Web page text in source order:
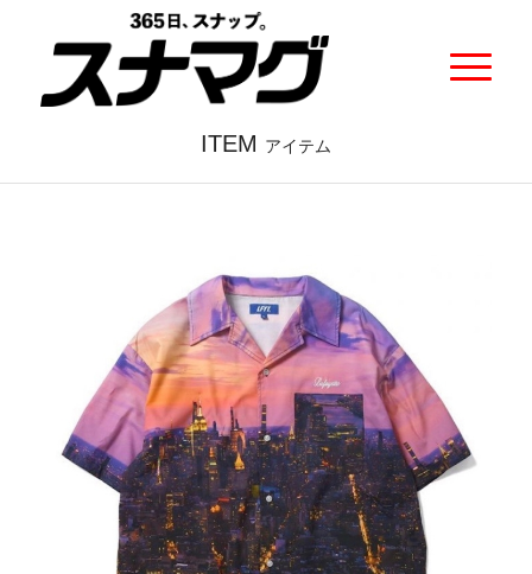
ITEM アイテム